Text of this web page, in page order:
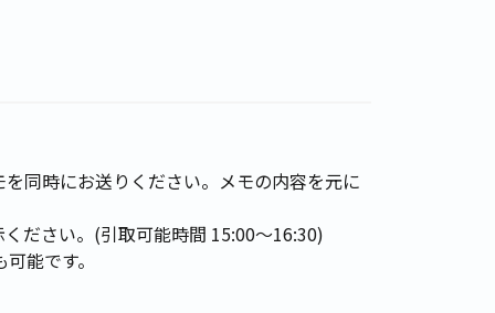
同時にお送りください。メモの内容を元に
ださい。(引取可能時間 15:00～16:30)
能です。